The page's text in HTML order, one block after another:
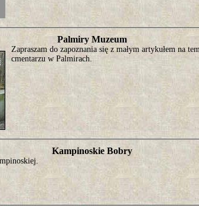
Palmiry Muzeum
Zapraszam do zapoznania się z małym artykułem na
cmentarzu w Palmirach.
Kampinoskie Bobry